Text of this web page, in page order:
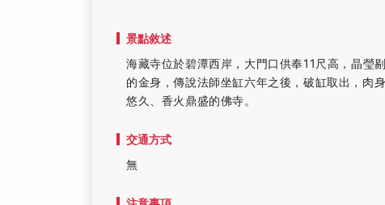
景點敘述
海藏寺位於碧潭西岸，大門口供奉11尺高，晶瑩
的金身，傳說法師坐缸六年之後，破缸取出，肉
悠久、香火鼎盛的佛寺。
交通方式
無